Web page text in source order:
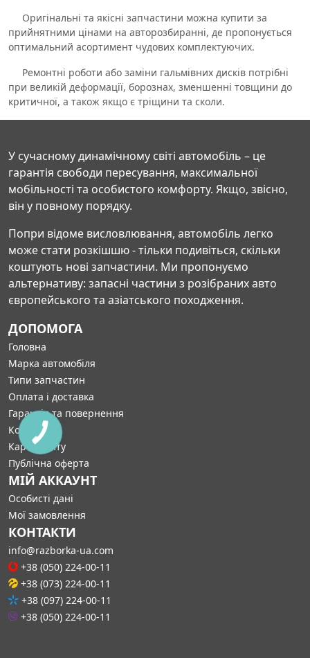
Оригінальні та якісні запчастини можна купити за
прийнятними цінами на авторозбиранні, де пропонується
оптимальний асортимент чудових комплектуючих.
Ремонтні роботи або заміни гальмівних дисків потрібні
при великій деформації, борознах, зменшенні товщини до
критичної, а також якщо є тріщини та сколи.
У сучасному динамічному світі автомобіль – це
гарантія свободи пересування, максимальної
мобільності та особистого комфорту. Якщо, звісно,
він у повному порядку.
Попри відоме висловлювання, автомобіль легко
може стати розкішшю - тільки подивіться, скільки
коштують нові запчастини. Ми пропонуємо
альтернативу: запасні частини з розібраних авто
європейського та азіатського походження.
ДОПОМОГА
Головна
Марка автомобіля
Типи запчастин
Оплата і доставка
Гарантія та повернення
Контакти
Карта сайту
Публічна оферта
МІЙ АККАУНТ
Особисті дані
Мої замовлення
КОНТАКТИ
info@razborka-ua.com
+38 (050) 224-00-11
+38 (073) 224-00-11
+38 (097) 224-00-11
+38 (050) 224-00-11